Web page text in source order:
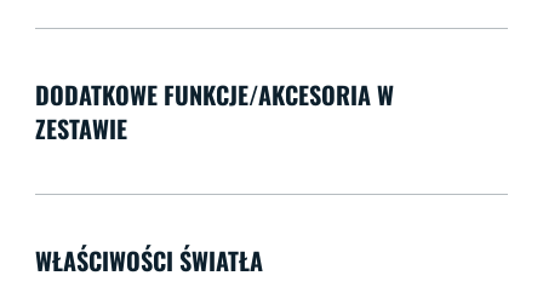
DODATKOWE FUNKCJE/AKCESORIA W
ZESTAWIE
WŁAŚCIWOŚCI ŚWIATŁA